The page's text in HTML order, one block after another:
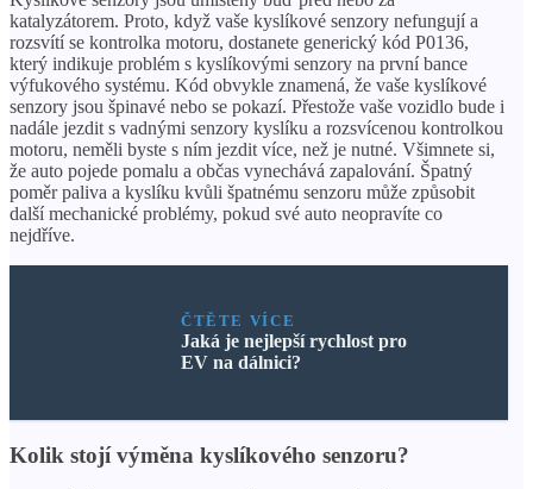
katalyzátorem. Proto, když vaše kyslíkové senzory nefungují a
rozsvítí se kontrolka motoru, dostanete generický kód P0136,
který indikuje problém s kyslíkovými senzory na první bance
výfukového systému. Kód obvykle znamená, že vaše kyslíkové
senzory jsou špinavé nebo se pokazí. Přestože vaše vozidlo bude i
nadále jezdit s vadnými senzory kyslíku a rozsvícenou kontrolkou
motoru, neměli byste s ním jezdit více, než je nutné. Všimnete si,
že auto pojede pomalu a občas vynechává zapalování. Špatný
poměr paliva a kyslíku kvůli špatnému senzoru může způsobit
další mechanické problémy, pokud své auto neopravíte co
nejdříve.
ČTĚTE VÍCE
Jaká je nejlepší rychlost pro
EV na dálnici?
Kolik stojí výměna kyslíkového senzoru?